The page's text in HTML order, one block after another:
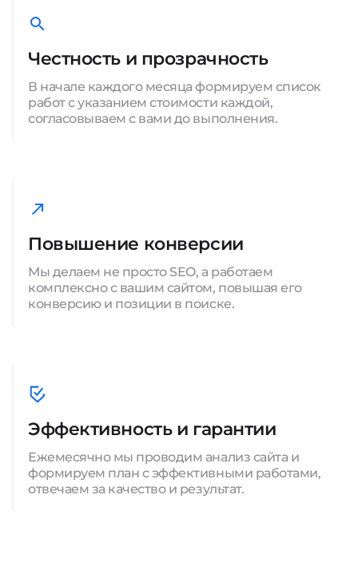
Честность и прозрачность
В начале каждого месяца формируем список
работ с указанием стоимости каждой,
согласовываем с вами до выполнения.
Повышение конверсии
Мы делаем не просто SEO, а работаем
комплексно с вашим сайтом, повышая его
конверсию и позиции в поиске.
Эффективность и гарантии
Ежемесячно мы проводим анализ сайта и
формируем план с эффективными работами,
отвечаем за качество и результат.